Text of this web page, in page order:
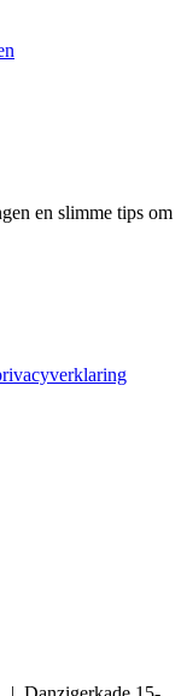
en slimme tips om